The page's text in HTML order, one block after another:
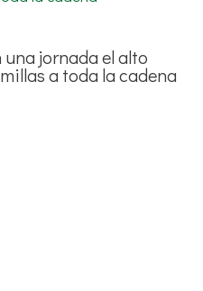
jornada el alto
a toda la cadena